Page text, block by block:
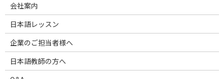
会社案内
日本語レッスン
企業のご担当者様へ
日本語教師の方へ